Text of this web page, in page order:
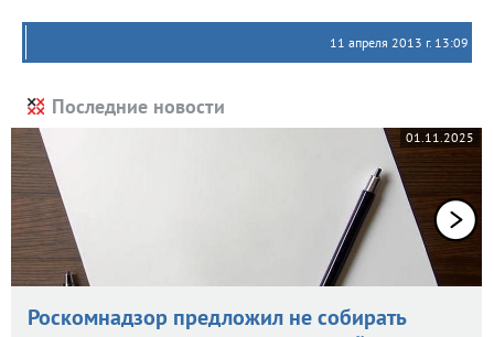
11 апреля 2013 г. 13:09
Последние новости
01.11.2025
Роскомнадзор предложил не собирать